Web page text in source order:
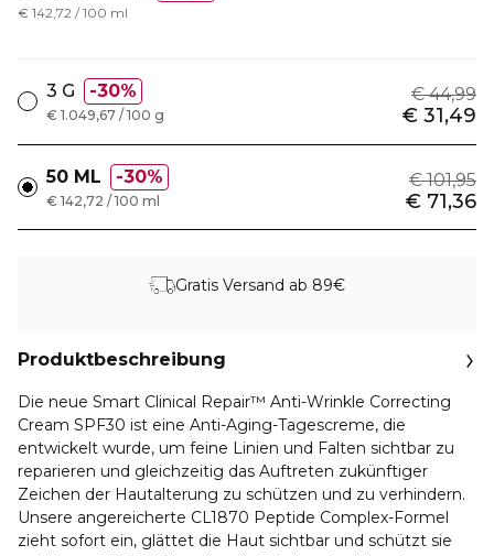
€ 142,72 / 100 ml
3 G 30% € 44,99
€ 31,49
€ 1.049,67 / 100 g
50 ML 30% € 101,95
€ 71,36
€ 142,72 / 100 ml
Gratis Versand ab 89€
Produktbeschreibung
Die neue Smart Clinical Repair™ Anti-Wrinkle Correcting
Cream SPF30 ist eine Anti-Aging-Tagescreme, die
entwickelt wurde, um feine Linien und Falten sichtbar zu
reparieren und gleichzeitig das Auftreten zukünftiger
Zeichen der Hautalterung zu schützen und zu verhindern.
Unsere angereicherte CL1870 Peptide Complex-Formel
zieht sofort ein, glättet die Haut sichtbar und schützt sie